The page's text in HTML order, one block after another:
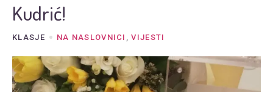
Kudrić!
KLASJE NA NASLOVNICI ,VIJESTI